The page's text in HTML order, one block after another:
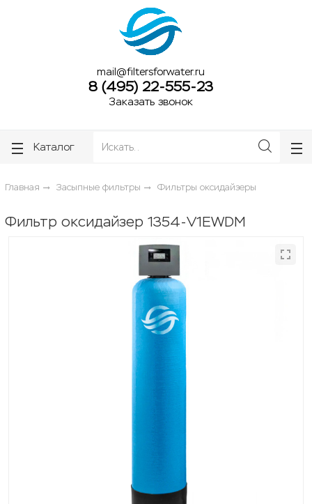
mail@filtersforwater.ru
8 (495) 22-555-23
Заказать звонок
Каталог
Главная Засыпные фильтры Фильтры оксидайзеры
Фильтр оксидайзер 1354-V1EWDM